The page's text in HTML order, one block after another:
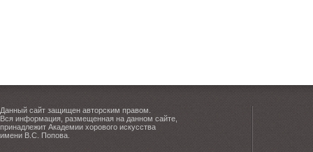
Данный сайт защищен авторским правом.
Вся информация, размещенная на данном сайте,
принадлежит Академии хорового искусства
имени В.С. Попова.